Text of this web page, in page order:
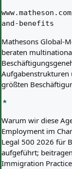
and-benefits
Mathesons Global-
beraten
Aufgabenstrukturen
größten
Warum wir diese
Employment im
Legal 500 2026 für
aufgeführt;
Immigration